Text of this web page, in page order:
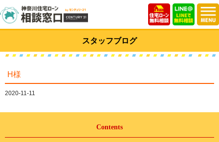
スタッフブログ
H様
2020-11-11
Contents